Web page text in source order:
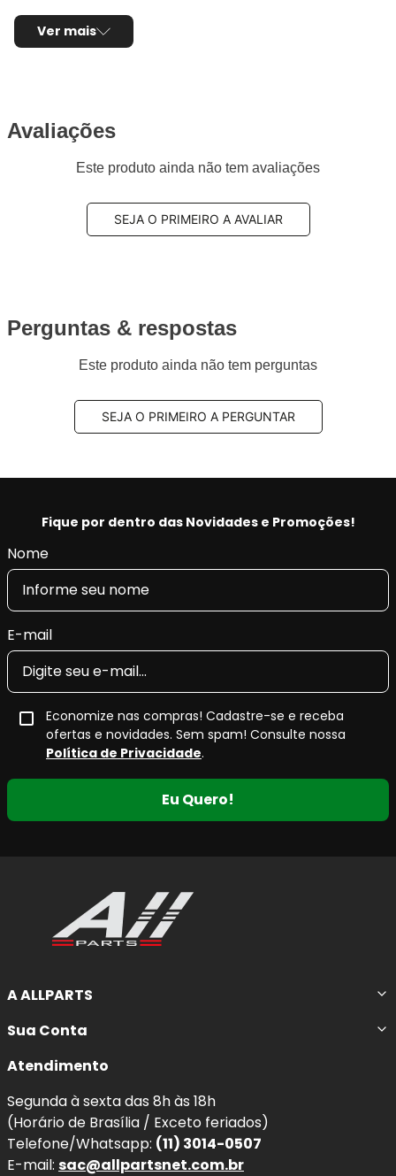
Ver mais
Avaliações
Este produto ainda não tem avaliações
SEJA O PRIMEIRO A AVALIAR
Perguntas & respostas
Este produto ainda não tem perguntas
SEJA O PRIMEIRO A PERGUNTAR
Fique por dentro das Novidades e Promoções!
Nome
E-mail
Economize nas compras! Cadastre-se e receba
ofertas e novidades. Sem spam! Consulte nossa
Política de Privacidade.
Eu Quero!
A ALLPARTS
Sua Conta
Atendimento
Segunda à sexta das 8h às 18h
(Horário de Brasília / Exceto feriados)
Telefone/Whatsapp: (11) 3014-0507
E-mail: sac@allpartsnet.com.br